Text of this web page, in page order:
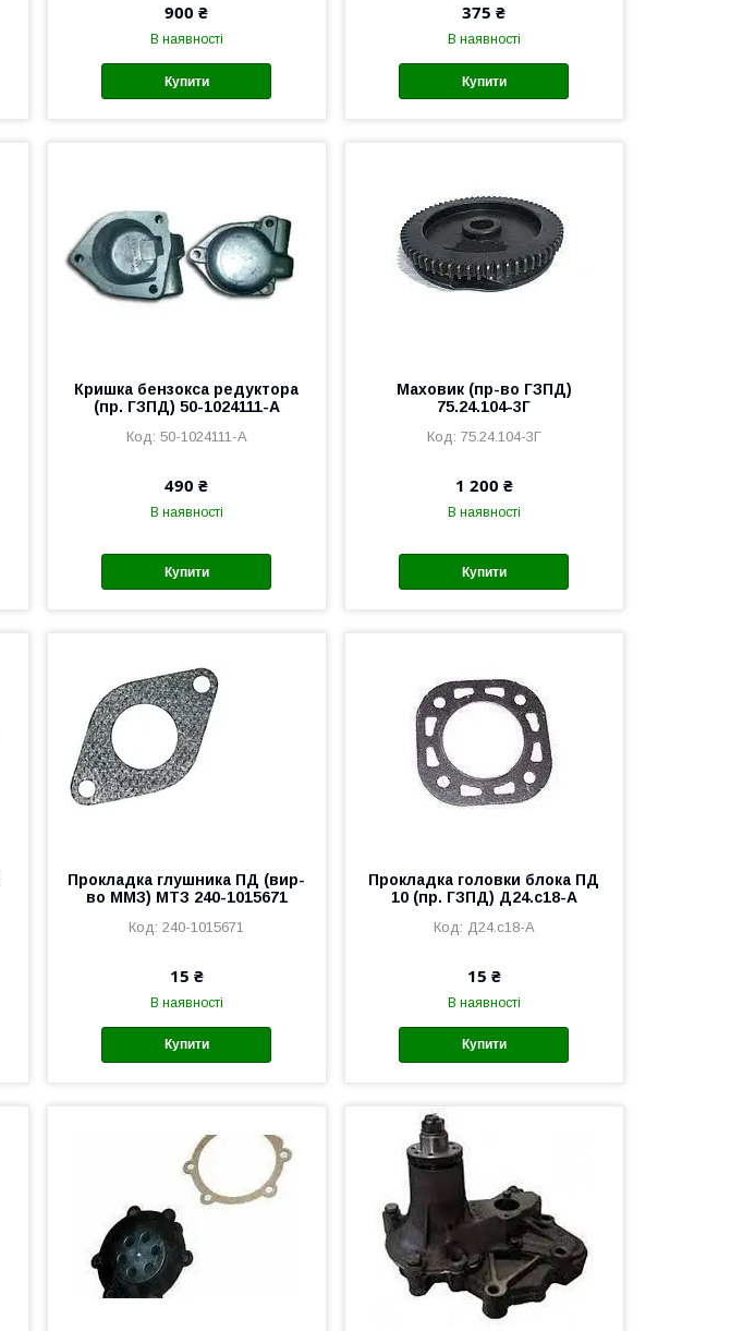
900 ₴
В наявності
Купити
375 ₴
В наявності
Купити
Кришка бензокса редуктора
(пр. ГЗПД) 50-1024111-А
50-1024111-А
490 ₴
В наявності
Купити
Маховик (пр-во ГЗПД)
75.24.104-3Г
75.24.104-3Г
1 200 ₴
В наявності
Купити
Прокладка глушника ПД (вир-
во ММЗ) МТЗ 240-1015671
240-1015671
15 ₴
В наявності
Купити
Прокладка головки блока ПД
10 (пр. ГЗПД) Д24.с18-А
Д24.с18-А
15 ₴
В наявності
Купити